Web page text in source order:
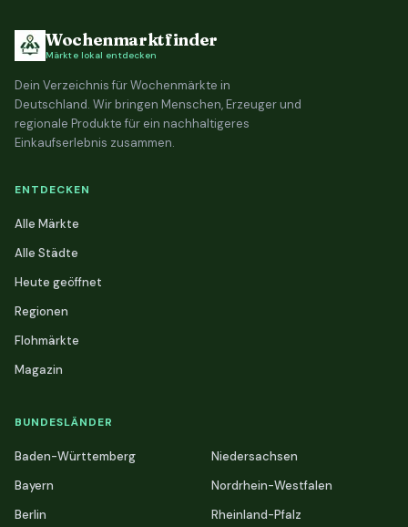
Wochenmarktfinder
Märkte lokal entdecken
Dein Verzeichnis für Wochenmärkte in
Deutschland. Wir bringen Menschen, Erzeuger und
regionale Produkte für ein nachhaltigeres
Einkaufserlebnis zusammen.
ENTDECKEN
Alle Märkte
Alle Städte
Heute geöffnet
Regionen
Flohmärkte
Magazin
BUNDESLÄNDER
Baden-Württemberg
Bayern
Berlin
Niedersachsen
Nordrhein-Westfalen
Rheinland-Pfalz